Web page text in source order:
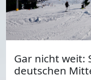
Gar nicht weit:
deutschen